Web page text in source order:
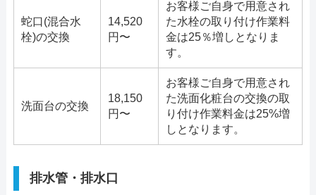
蛇口(混合水
栓)の交換
14,520
円〜
お客様ご自身で用意され
た水栓の取り付け作業料
金は25％増しとなりま
す。
洗面台の交換
18,150
円〜
お客様ご自身で用意され
た洗面化粧台の交換の取
り付け作業料金は25%増
しとなります。
排水管・排水口